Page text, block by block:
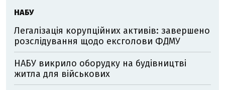
НАБУ
Легалізація корупційних активів: завершено
розслідування щодо ексголови ФДМУ
НАБУ викрило оборудку на будівництві
житла для військових